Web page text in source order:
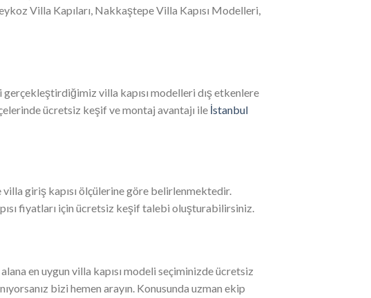
Villa Kapıları, Nakkaştepe Villa Kapısı Modelleri,
gerçekleştirdiğimiz villa kapısı modelleri dış etkenlere
ücretsiz keşif ve montaj avantajı ile İstanbul
giriş kapısı ölçülerine göre belirlenmektedir.
fiyatları için ücretsiz keşif talebi oluşturabilirsiniz.
en uygun villa kapısı modeli seçiminizde ücretsiz
bizi hemen arayın. Konusunda uzman ekip